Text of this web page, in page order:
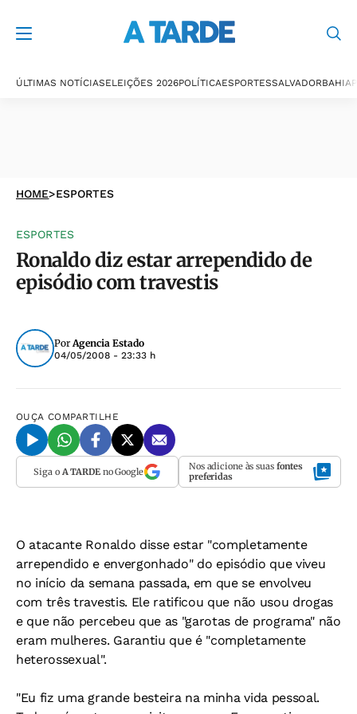
ÚLTIMAS NOTÍCIASELEIÇÕES 2026POLÍTICAESPORTESSALVADORBAHIA
HOME>ESPORTES
ESPORTES
Ronaldo diz estar arrependido de
episódio com travestis
PorAgencia Estado
04/05/2008 - 23:33 h
OUÇA COMPARTILHE
Siga o A TARDEno Google Nos adicione às suas fontes
preferidas
O atacante Ronaldo disse estar "completamente
arrependido e envergonhado" do episódio que viveu
no início da semana passada, em que se envolveu
com três travestis. Ele ratificou que não usou drogas
e que não percebeu que as "garotas de programa" não
eram mulheres. Garantiu que é "completamente
heterossexual".
"Eu fiz uma grande besteira na minha vida pessoal.